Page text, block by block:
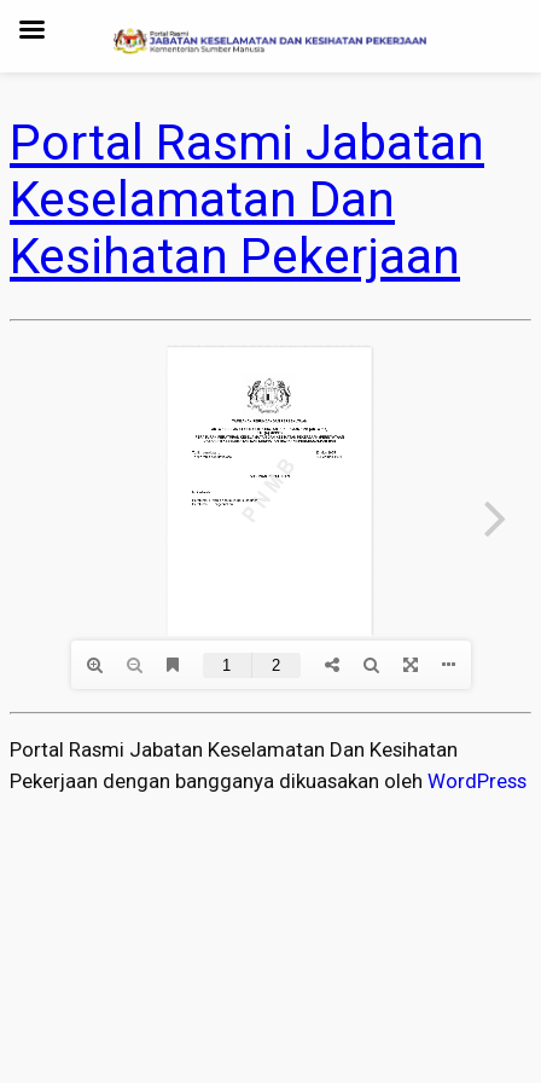
Portal Rasmi Jabatan
Keselamatan Dan
Kesihatan Pekerjaan
Portal Rasmi Jabatan Keselamatan Dan Kesihatan
Pekerjaan dengan bangganya dikuasakan oleh WordPress